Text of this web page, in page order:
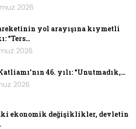
2026
yol arayışına kıymetli
“Ters…
2026
46. yılı: “Unutmadık,…
2026
ekonomik değişiklikler, devletin